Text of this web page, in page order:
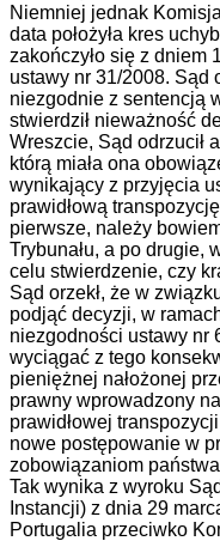
Niemniej jednak
data położyła kres
zakończyło się z dniem
ustawy nr 31/2008. Sąd
niezgodnie z sentencją
stwierdził nieważność
Wreszcie, Sąd odrzucił
którą miała ona
wynikający z przyjęcia
prawidłową
pierwsze, należy
Trybunału, a po drugie,
celu stwierdzenie, czy
Sąd orzekł, że w
podjąć decyzji, w
niezgodności ustawy nr
wyciągać z tego
pieniężnej nałożonej
prawny wprowadzony
prawidłowej
nowe postępowanie w
zobowiązaniom
Tak wynika z wyroku
Instancji) z dnia 29
Portugalia przeciwko